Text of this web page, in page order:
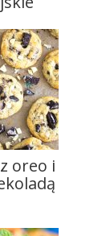
oreo i